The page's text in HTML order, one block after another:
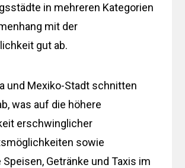
in mehreren Kategorien
mit der
gut ab.
und Mexiko-Stadt schnitten
was auf die höhere
erschwinglicher
sowie
Getränke und Taxis im